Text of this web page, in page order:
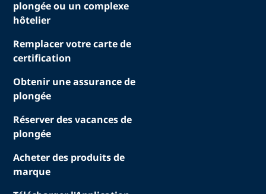
plongée ou un complexe
hôtelier
Remplacer votre carte de
certification
Obtenir une assurance de
plongée
Réserver des vacances de
plongée
Acheter des produits de
marque